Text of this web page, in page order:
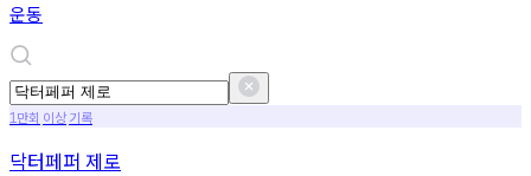
운동
1 만회 이상기록
닥터페퍼 제로